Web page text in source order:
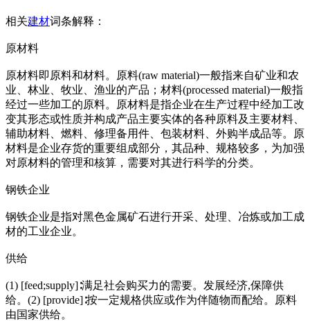
相关建材词条解释：
原材料
原材料即原料和材料。原料(raw material)一般指来自矿业和农
业、林业、牧业、渔业的产品；材料(processed material)一般指
经过一些加工的原料。原材料是指企业在生产过程中经加工改
变其形态或性质并构成产品主要实体的各种原料及主要材料、
辅助材料、燃料、修理备用件、包装材料、外购半成品等。原
材料是企业存货的重要组成部分，其品种、规格较多，为加强
对原材料的管理和核算，需要对其进行科学的分类。
钢铁企业
钢铁企业是指对黑色金属矿石进行开采、处理、冶炼或加工成
材的工业企业。
供给
(1) [feed;supply]∶满足社会购买力的需要。发展经济,保障供
给。(2) [provide]∶按一定规格供应或作为伴随物而配给。原料
由国家供给。